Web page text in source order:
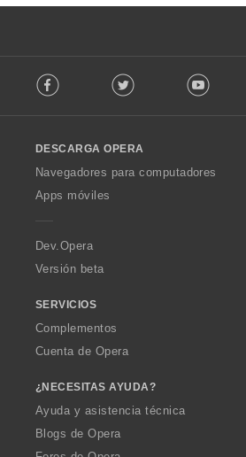
o
w
O
p
a
Facebook Twitter Youtube
DESCARGA OPERA
Navegadores para computadores
Apps móviles
Dev.Opera
Versión beta
SERVICIOS
Complementos
Cuenta de Opera
¿NECESITAS AYUDA?
Ayuda y asistencia técnica
Blogs de Opera